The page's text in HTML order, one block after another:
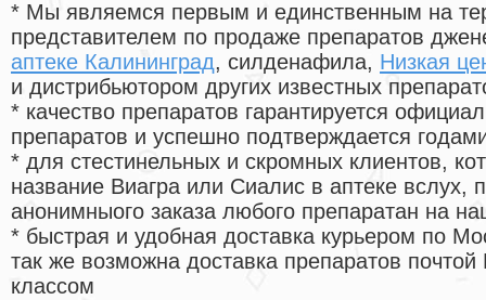
* Мы являемся первым и единственным на
представителем по продаже препаратов
аптеке Калининград, силденафила, Низкая
и дистрибьютором других известных
* качество препаратов гарантируется
препаратов и успешно подтверждается
* для стестинельных и скромных клиентов,
название Виагра или Сиалис в аптеке вслух,
анонимныого заказа любого препаратан на
* быстрая и удобная доставка курьером по
так же возможна доставка препаратов
классом